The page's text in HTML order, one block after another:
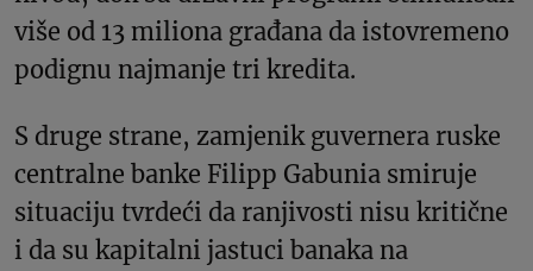
više od 13 miliona građana da istovremeno
podignu najmanje tri kredita.
S druge strane, zamjenik guvernera ruske
centralne banke Filipp Gabunia smiruje
situaciju tvrdeći da ranjivosti nisu kritične
i da su kapitalni jastuci banaka na